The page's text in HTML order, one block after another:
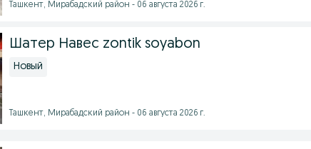
Ташкент, Мирабадский район - 06 августа 2026 г.
Шатер Навес zontik soyabon
Новый
Ташкент, Мирабадский район - 06 августа 2026 г.